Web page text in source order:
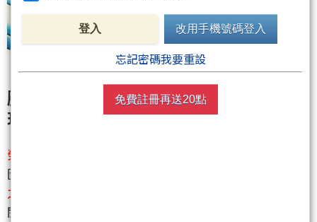
壓回買還是逢高空？
現在差不多準備要提先做出決定了…
榮獲2023包月王訂閱肯定!!
圖文最豐富!!文章內容完整多元豐富、
之教學應用
閱、可完整觀看學習~
登入 改用手機號碼登入
忘記密碼我要重設
免費註冊再送20點